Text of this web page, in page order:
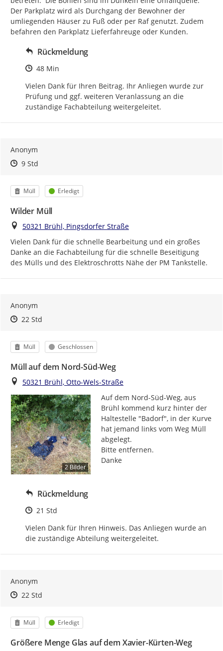
Der Parkplatz wird als Durchgang der Bewohner der
umliegenden Häuser zu Fuß oder per Raf genutzt. Zudem
befahren den Parkplatz Lieferfahreuge oder Kunden.
Rückmeldung
Zeitpunkt des Erstellens
48 Min
Vielen Dank für Ihren Beitrag. Ihr Anliegen wurde zur
Prüfung und ggf. weiteren Veranlassung an die
zuständige Fachabteilung weitergeleitet.
Anonym
Zeitpunkt des Erstellens
Zeitpunkt des Erstellens
9 StdZur Äußerung
Kategorie
Müll Status
Erledigt
Wilder Müll
Ort
50321 Brühl, Pingsdorfer Straße
Vielen Dank für die schnelle Bearbeitung und ein großes
Danke an die Fachabteilung für die schnelle Beseitigung
des Mülls und des Elektroschrotts Nähe der PM Tankstelle.
Anonym
Zeitpunkt des Erstellens
Zeitpunkt des Erstellens
22 StdZur Äußerung
Kategorie
Müll Status
Geschlossen
Müll auf dem Nord-Süd-Weg
Ort
50321 Brühl, Otto-Wels-Straße
2 Bilder
Auf dem Nord-Süd-Weg, aus
Brühl kommend kurz hinter der
Haltestelle "Badorf", in der Kurve
hat jemand links vom Weg Müll
abgelegt.
Bitte entfernen.
Danke
Rückmeldung
Zeitpunkt des Erstellens
21 Std
Vielen Dank für Ihren Hinweis. Das Anliegen wurde an
die zuständige Abteilung weitergeleitet.
Anonym
Zeitpunkt des Erstellens
Zeitpunkt des Erstellens
22 StdZur Äußerung
Kategorie
Müll Status
Erledigt
Größere Menge Glas auf dem Xavier-Kürten-Weg